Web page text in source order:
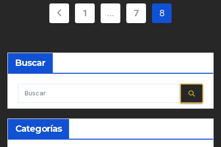
Paginación
entradas
1 … 7 8
Buscar
Categorías